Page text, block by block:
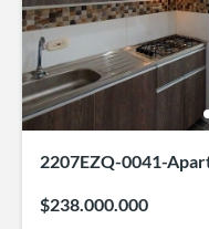
2207EZQ-0041-
$238.000.000